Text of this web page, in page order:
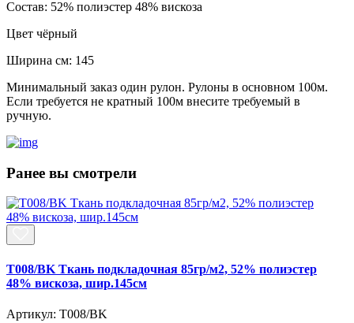
Состав: 52% полиэстер 48% вискоза
Цвет чёрный
Ширина см: 145
Минимальный заказ один рулон. Рулоны в основном 100м.
Если требуется не кратный 100м внесите требуемый в
ручную.
Ранее вы смотрели
T008/BK Ткань подкладочная 85гр/м2, 52% полиэстер
48% вискоза, шир.145см
Артикул: T008/BK